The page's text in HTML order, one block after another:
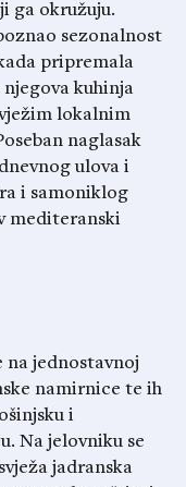
ga okružuju.
sezonalnost
pripremala
kuhinja
lokalnim
naglasak
ulova i
i samoniklog
mediteranski
na jednostavnoj
namirnice te ih
i
Na jelovniku se
jadranska